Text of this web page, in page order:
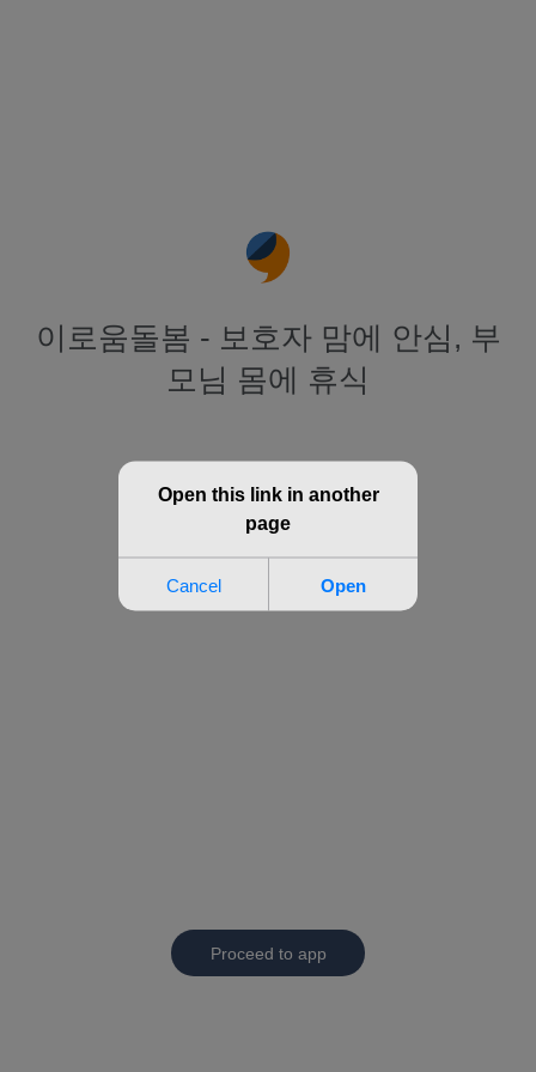
이로움돌봄 - 보호자 맘에 안심, 부
모님 몸에 휴식
Proceed to app